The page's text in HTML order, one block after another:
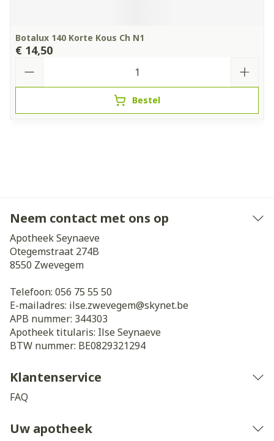
Botalux 140 Korte Kous Ch N1
€ 14,50
Bestel
Neem contact met ons op
Apotheek Seynaeve
Otegemstraat 274B
8550 Zwevegem
Telefoon: 056 75 55 50
E-mailadres: ilse.zwevegem@skynet.be
APB nummer: 344303
Apotheek titularis: Ilse Seynaeve
BTW nummer: BE0829321294
Klantenservice
FAQ
Uw apotheek